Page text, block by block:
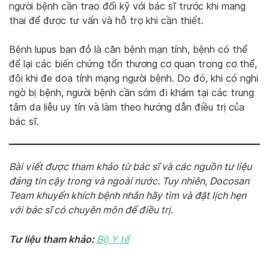
người bệnh cần trao đổi kỹ với bác sĩ trước khi mang
thai để được tư vấn và hỗ trợ khi cần thiết.
Bệnh lupus ban đỏ là căn bệnh mạn tính, bệnh có thể
để lại các biến chứng tổn thương cơ quan trong cơ thể,
đôi khi đe doạ tính mạng người bệnh. Do đó, khi có nghi
ngờ bị bệnh, người bệnh cần sớm đi khám tại các trung
tâm da liễu uy tín và làm theo hướng dẫn điều trị của
bác sĩ.
Bài viết được tham khảo từ bác sĩ và các nguồn tư liệu
đáng tin cậy trong và ngoài nước. Tuy nhiên, Docosan
Team khuyến khích bệnh nhân hãy tìm và đặt lịch hẹn
với bác sĩ có chuyên môn để điều trị.
Tư liệu tham khảo: Bộ Y tế